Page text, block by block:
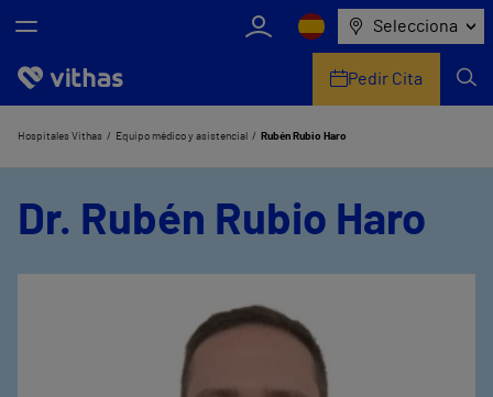
Selecciona
Nosotros
Pedir Cita
Hospitales Vithas Equipo médico y asistencial Rubén Rubio Haro
Dr. Rubén Rubio Haro